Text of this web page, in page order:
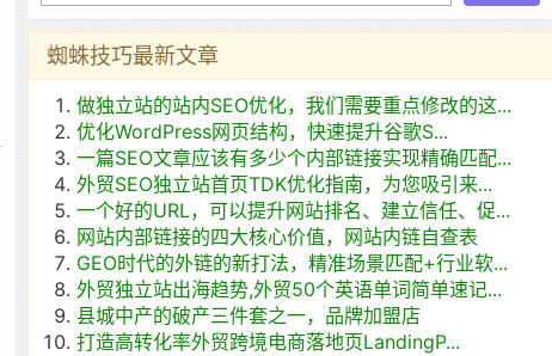
蜘蛛技巧最新文章
做独立站的站内SEO优化，我们需要重点修改的这...
优化WordPress网页结构，快速提升谷歌S...
一篇SEO文章应该有多少个内部链接实现精确匹配...
外贸SEO独立站首页TDK优化指南，为您吸引来...
一个好的URL，可以提升网站排名、建立信任、促...
网站内部链接的四大核心价值，网站内链自查表
GEO时代的外链的新打法，精准场景匹配+行业软...
外贸独立站出海趋势,外贸50个英语单词简单速记...
县城中产的破产三件套之一，品牌加盟店
打造高转化率外贸跨境电商落地页LandingP...